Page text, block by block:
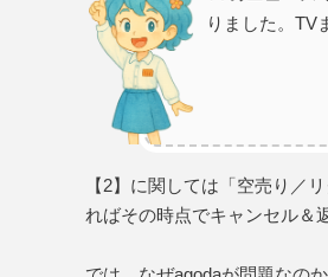
りました。TV
【2】に関しては「空売り／
ればその時点でキャンセル＆